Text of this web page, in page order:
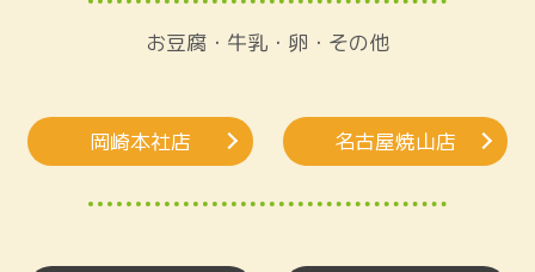
お豆腐・牛乳・卵・その他
岡崎本社店 名古屋焼山店